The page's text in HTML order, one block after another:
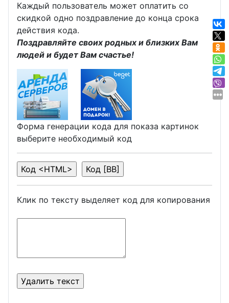
Каждый пользователь может оплатить со
скидкой одно поздравление до конца срока
действия кода.
Поздравляйте своих родных и близких Вам
людей и будет Вам счастье!
Форма генерации кода для показа картинок
выберите необходимый код
Клик по тексту выделяет код для копирования